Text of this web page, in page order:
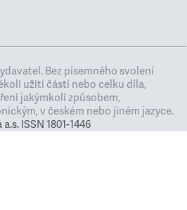
Bez písemného svolení
užití částí nebo celku díla,
jakýmkoli způsobem,
v českém nebo jiném jazyce.
ISSN 1801-1446